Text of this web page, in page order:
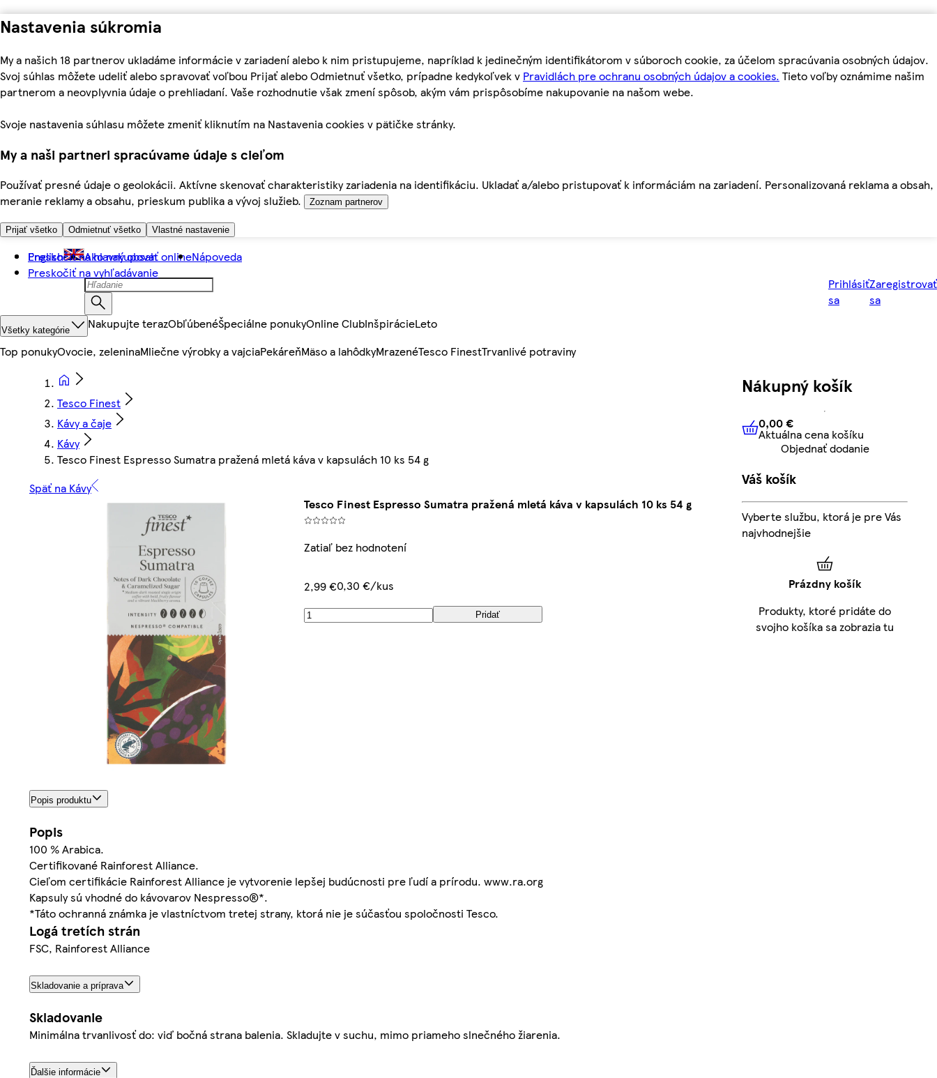
Nastavenia súkromia
My a našich 18 partnerov ukladáme informácie v zariadení alebo k nim pristupujeme, napríklad k jedinečným identifikátorom v súboroch cookie, za účelom spracúvania osobných údajov.
Svoj súhlas môžete udeliť alebo spravovať voľbou Prijať alebo Odmietnuť všetko, prípadne kedykoľvek v Pravidlách pre ochranu osobných údajov a cookies. Tieto voľby oznámime našim
partnerom a neovplyvnia údaje o prehliadaní. Vaše rozhodnutie však zmení spôsob, akým vám prispôsobíme nakupovanie na našom webe.
Svoje nastavenia súhlasu môžete zmeniť kliknutím na Nastavenia cookies v pätičke stránky.
My a naši partneri spracúvame údaje s cieľom
Používať presné údaje o geolokácii. Aktívne skenovať charakteristiky zariadenia na identifikáciu. Ukladať a/alebo pristupovať k informáciám na zariadení. Personalizovaná reklama a obsah,
meranie reklamy a obsahu, prieskum publika a vývoj služieb.
Zoznam partnerov
Prijať všetko Odmietnuť všetko Vlastné nastavenie
Preskočiť na hlavný obsah
Preskočiť na vyhľadávanie
English Ako nakupovať onlineNápoveda
Prihlásiť
sa
Zaregistrovať
sa
Všetky kategórie Nakupujte terazObľúbenéŠpeciálne ponukyOnline ClubInšpirácieLeto
Top ponukyOvocie, zeleninaMliečne výrobky a vajciaPekáreňMäso a lahôdkyMrazenéTesco FinestTrvanlivé potraviny
Tesco Finest
Kávy a čaje
Kávy
Tesco Finest Espresso Sumatra pražená mletá káva v kapsulách 10 ks 54 g
Späť na Kávy
Tesco Finest Espresso Sumatra pražená mletá káva v kapsulách 10 ks 54 g
Zatiaľ bez hodnotení
2,99 €0,30 €/kus
Pridať
Popis produktu
Popis
100 % Arabica.
Certifikované Rainforest Alliance.
Cieľom certifikácie Rainforest Alliance je vytvorenie lepšej budúcnosti pre ľudí a prírodu. www.ra.org
Kapsuly sú vhodné do kávovarov Nespresso®*.
*Táto ochranná známka je vlastníctvom tretej strany, ktorá nie je súčasťou spoločnosti Tesco.
Logá tretích strán
FSC, Rainforest Alliance
Skladovanie a príprava
Skladovanie
Minimálna trvanlivosť do: viď bočná strana balenia. Skladujte v suchu, mimo priameho slnečného žiarenia.
Ďalšie informácie
Nákupný košík
0,00 € Aktuálna cena košíku
0,00 €
Aktuálna cena košíku
Objednať dodanie
Váš košík
Vyberte službu, ktorá je pre Vás
najvhodnejšie
Prázdny košík
Produkty, ktoré pridáte do
svojho košíka sa zobrazia tu